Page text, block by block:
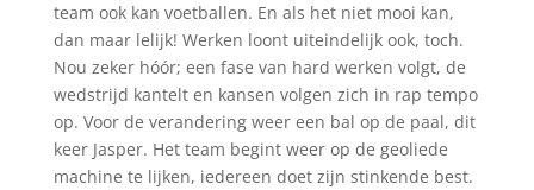
team ook kan voetballen. En als het niet mooi kan,
dan maar lelijk! Werken loont uiteindelijk ook, toch.
Nou zeker hóór; een fase van hard werken volgt, de
wedstrijd kantelt en kansen volgen zich in rap tempo
op. Voor de verandering weer een bal op de paal, dit
keer Jasper. Het team begint weer op de geoliede
machine te lijken, iedereen doet zijn stinkende best.